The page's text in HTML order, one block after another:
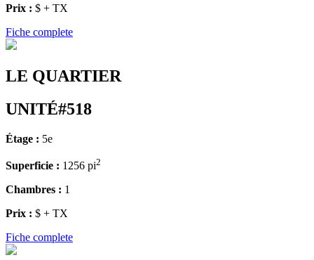
Prix : $ + TX
Fiche complete
LE QUARTIER
UNITÉ#518
Étage : 5e
Superficie : 1256 pi2
Chambres : 1
Prix : $ + TX
Fiche complete